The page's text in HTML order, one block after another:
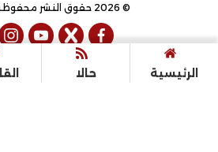
الرئيسية حالا
© 2026 حقوق النشر محفوظة لـ بصراحة
facebook
twitter
تم التطوير بواسطة